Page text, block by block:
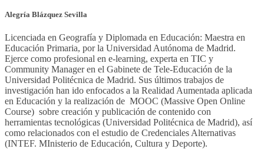
Alegría Blázquez Sevilla
Licenciada en Geografía y Diplomada en Educación: Maestra en
Educación Primaria, por la Universidad Autónoma de Madrid.
Ejerce como profesional en e-learning, experta en TIC y
Community Manager en el Gabinete de Tele-Educación de la
Universidad Politécnica de Madrid. Sus últimos trabajos de
investigación han ido enfocados a la Realidad Aumentada aplicada
en Educación y la realización de MOOC (Massive Open Online
Course) sobre creación y publicación de contenido con
herramientas tecnológicas (Universidad Politécnica de Madrid), así
como relacionados con el estudio de Credenciales Alternativas
(INTEF. MInisterio de Educación, Cultura y Deporte).